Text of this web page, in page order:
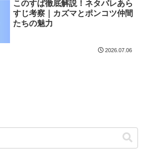
このすば徹底解説！ネタバレあら
すじ考察｜カズマとポンコツ仲間
たちの魅力
2026.07.06